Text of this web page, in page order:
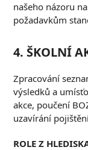
našeho názoru
požadavkům
4. ŠKOLNÍ
Zpracování
výsledků a
akce, poučení
uzavírání
ROLE Z